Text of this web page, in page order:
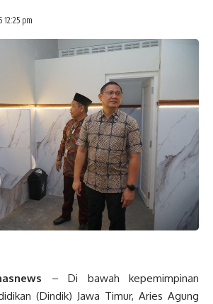
12:25 pm
– Di bawah kepemimpinan
(Dindik) Jawa Timur, Aries Agung